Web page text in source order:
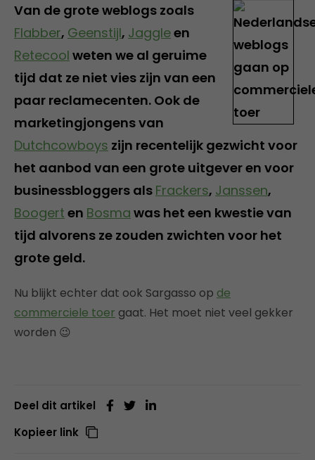
Van de grote weblogs zoals
Flabber, Geenstijl, Jaggleen
Retecool weten we al geruime
tijd dat ze niet vies zijn van een
paar reclamecenten. Ook de
marketingjongens van
Dutchcowboys zijn recentelijk gezwicht voor
het aanbod van een grote uitgever en voor
businessbloggers als Frackers, Janssen,
Boogert en Bosma was het een kwestie van
tijd alvorens ze zouden zwichten voor het
grote geld.
Nu blijkt echter dat ook Sargasso op de
commerciele toer gaat. Het moet niet veel gekker
worden 😉
Deel dit artikel
Kopieer link